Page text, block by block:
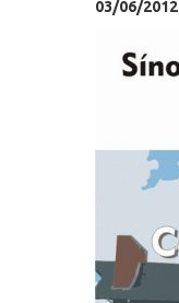
03/06/2012